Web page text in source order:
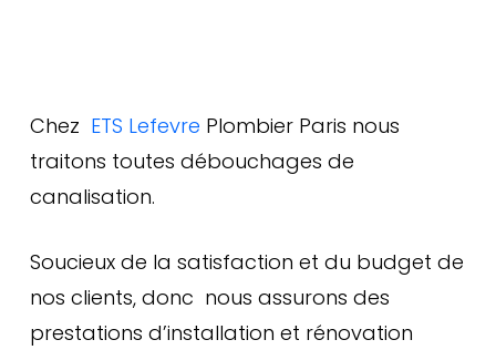
Chez ETS Lefevre Plombier Paris nous
traitons toutes débouchages de
canalisation.
Soucieux de la satisfaction et du budget de
nos clients, donc nous assurons des
prestations d’installation et rénovation